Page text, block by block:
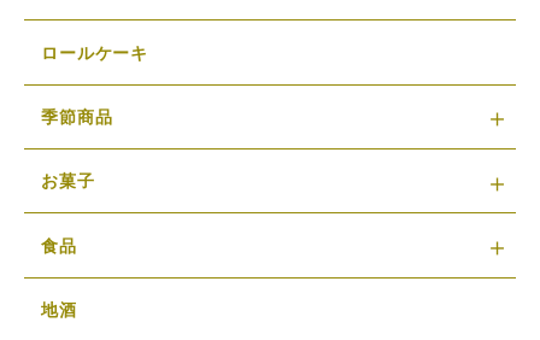
ロールケーキ
季節商品
お菓子
食品
地酒